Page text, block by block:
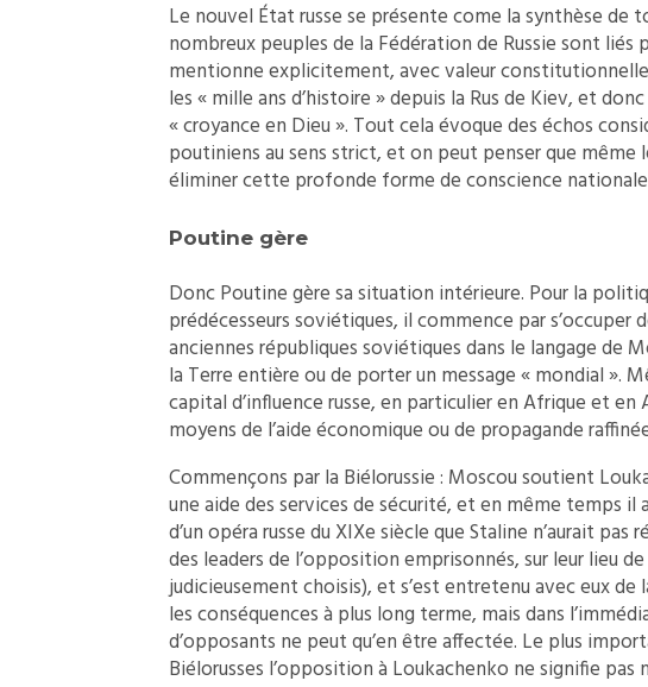
Le nouvel État russe se présente come la synthèse de
nombreux peuples de la Fédération de Russie sont liés
mentionne explicitement, avec valeur
les « mille ans d’histoire » depuis la Rus de Kiev, et
« croyance en Dieu ». Tout cela évoque des échos
poutiniens au sens strict, et on peut penser que même
éliminer cette profonde forme de conscience
Poutine gère
Donc Poutine gère sa situation intérieure. Pour la
prédécesseurs soviétiques, il commence par s’occuper
anciennes républiques soviétiques dans le langage de
la Terre entière ou de porter un message « mondial ».
capital d’influence russe, en particulier en Afrique et
moyens de l’aide économique ou de propagande
Commençons par la Biélorussie : Moscou soutient
une aide des services de sécurité, et en même temps
d’un opéra russe du XIXe siècle que Staline n’aurait
des leaders de l’opposition emprisonnés, sur leur lieu
judicieusement choisis), et s’est entretenu avec eux
les conséquences à plus long terme, mais dans
d’opposants ne peut qu’en être affectée. Le plus
Biélorusses l’opposition à Loukachenko ne signifie